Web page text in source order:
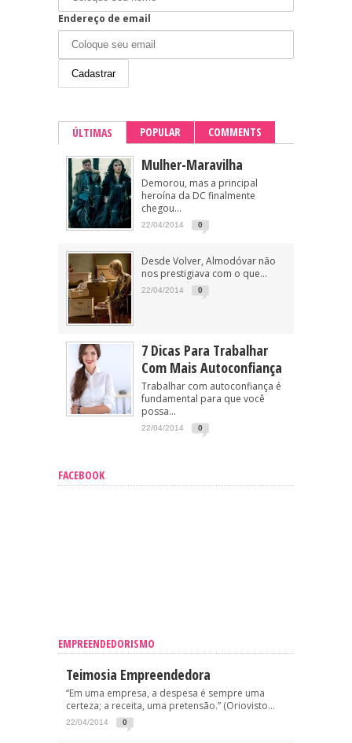
Endereço de email
ÚLTIMAS POPULAR COMMENTS
Mulher-Maravilha
Demorou, mas a principal
heroína da DC finalmente
chegou...
22/04/2014 0
Desde Volver, Almodóvar não
nos prestigiava com o que...
22/04/2014 0
7 Dicas Para Trabalhar
Com Mais Autoconfiança
Trabalhar com autoconfiança é
fundamental para que você
possa...
22/04/2014 0
FACEBOOK
EMPREENDEDORISMO
Teimosia Empreendedora
“Em uma empresa, a despesa é sempre uma
certeza; a receita, uma pretensão.” (Oriovisto...
22/04/2014 0